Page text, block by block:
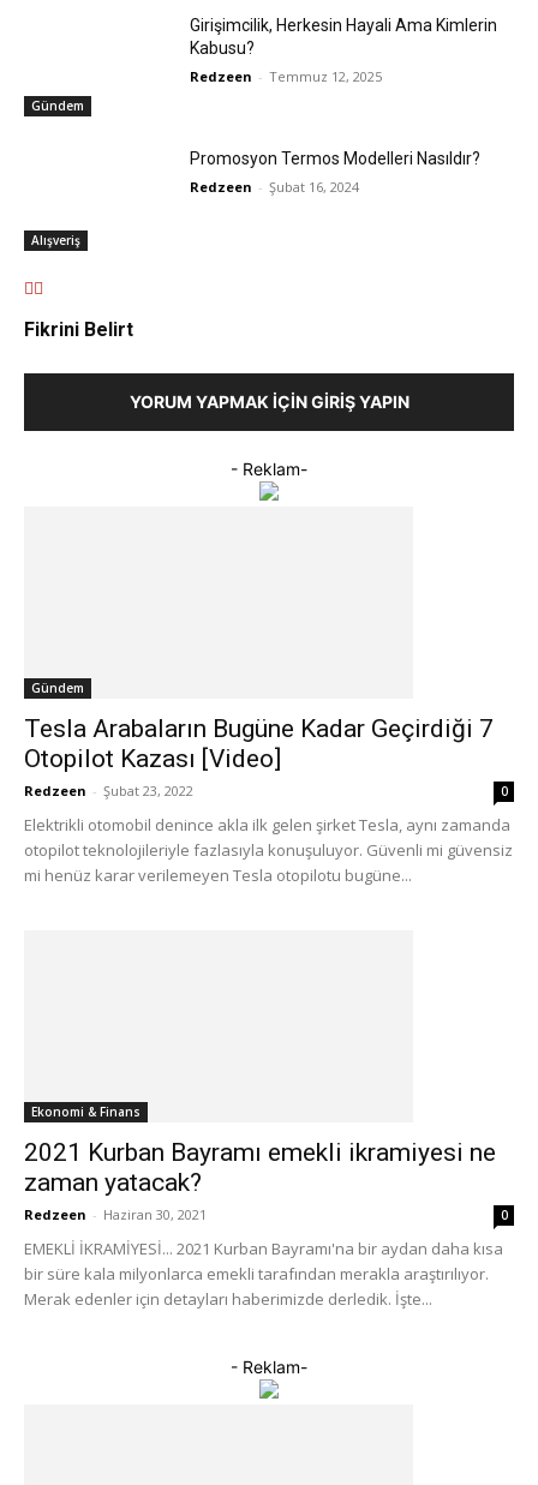
Gündem
Girişimcilik, Herkesin Hayali Ama Kimlerin
Kabusu?
Redzeen - Temmuz 12, 2025
Alışveriş
Promosyon Termos Modelleri Nasıldır?
Redzeen - Şubat 16, 2024
Fikrini Belirt
YORUM YAPMAK İÇIN GIRIŞ YAPIN
- Reklam-
Gündem
Tesla Arabaların Bugüne Kadar Geçirdiği 7
Otopilot Kazası [Video]
Redzeen - Şubat 23, 2022 0
Elektrikli otomobil denince akla ilk gelen şirket Tesla, aynı zamanda
otopilot teknolojileriyle fazlasıyla konuşuluyor. Güvenli mi güvensiz
mi henüz karar verilemeyen Tesla otopilotu bugüne...
Ekonomi & Finans
2021 Kurban Bayramı emekli ikramiyesi ne
zaman yatacak?
Redzeen - Haziran 30, 2021 0
EMEKLİ İKRAMİYESİ... 2021 Kurban Bayramı'na bir aydan daha kısa
bir süre kala milyonlarca emekli tarafından merakla araştırılıyor.
Merak edenler için detayları haberimizde derledik. İşte...
- Reklam-